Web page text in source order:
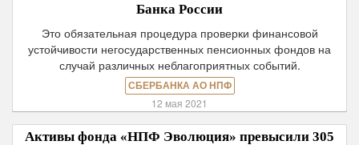
Банка России
Это обязательная процедура проверки финансовой
устойчивости негосударственных пенсионных фондов на
случай различных неблагоприятных событий.
СБЕРБАНКА АО НПФ
12 мая 2021
Активы фонда «НПФ Эволюция» превысили 305